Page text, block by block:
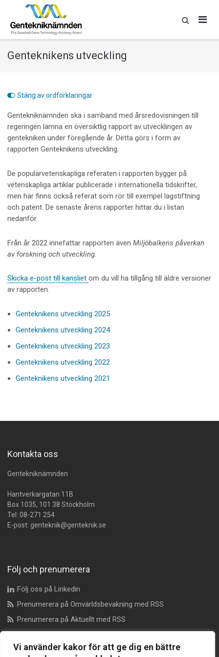
Vi använder kakor för att ge dig en bättre
content
Genteknikens utveckling
Stäng av ordförklaringar
Gentekniknämnden ska i samband med årsredovisningen till
regeringen lämna en översiktlig rapport av utvecklingen av
gentekniken under föregående år. Detta görs i form av
rapporten Genteknikens utveckling.
De populärvetenskapliga referaten i rapporten bygger på
vetenskapliga artiklar publicerade i internationella tidskrifter,
men här finns också referat som rör till exempel lagstiftning
och patent. De senaste årens rapporter hittar du i listan
nedanför.
Från år 2022 innefattar rapporten även Miljöbalkens påverkan
av forskning och utveckling.
Skicka e-post till kansliet om du vill ha tillgång till äldre versioner
av rapporten.
Genteknikens utveckling 2025
Genteknikens utveckling 2024
Genteknikens utveckling 2023
Genteknikens utveckling 2022
Genteknikens utveckling 2021
Kontakta oss
Gentekniknämnden
Hantverkargatan 11B
Box 1035, 101 38 Stockholm
Tel: 08-271 254
E-post: genteknik@genteknik.se
Följ och prenumerera
Följ oss på Linkedin
Prenumerera på Omvärldsbevakning med RSS
Prenumerera på Aktuellt med RSS